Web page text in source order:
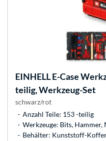
EINHELLE-Case
teilig, Werkzeug-Set
schwarz/rot
Anzahl Teile: 153 -teilig
Werkzeuge: Bits, Hammer,
Behälter: Kunststoff-